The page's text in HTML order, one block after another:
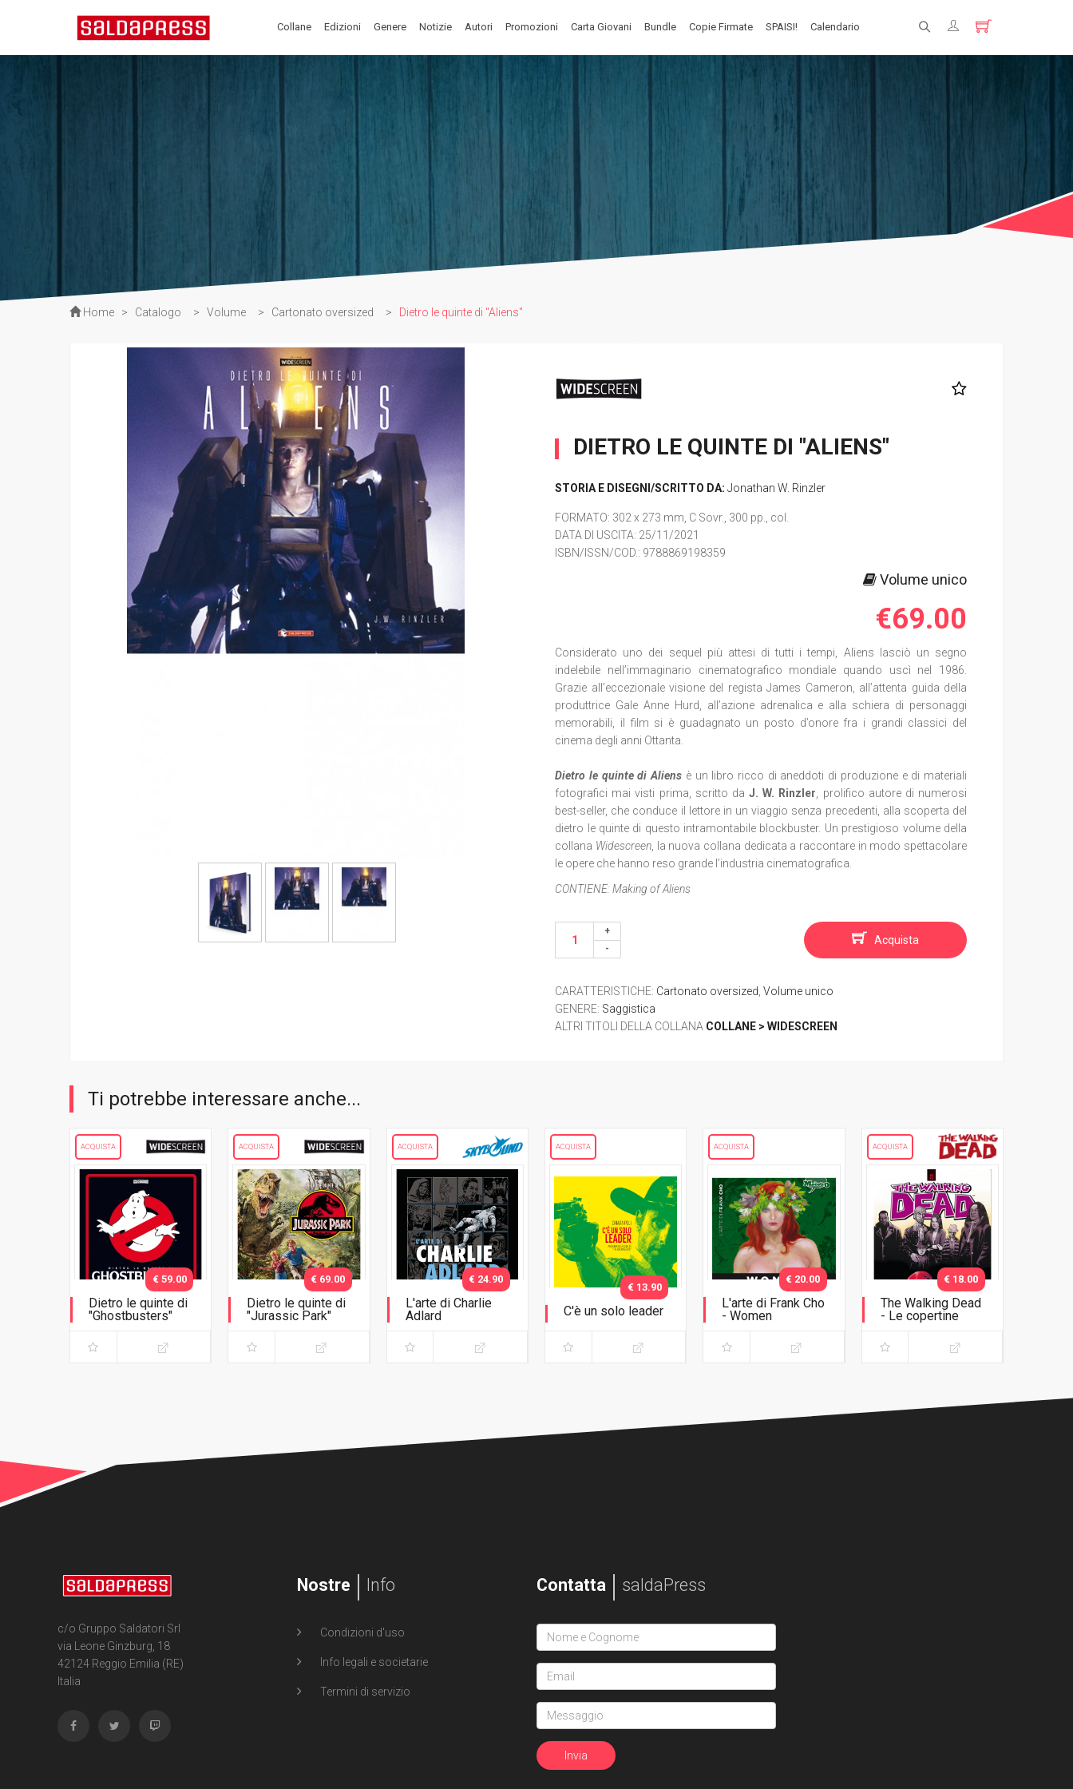
Collane Edizioni Genere Notizie Autori Promozioni Carta Giovani Bundle Copie Firmate SPAISI! Calendario
Home > Catalogo > Volume > Cartonato oversized > Dietro le quinte di "Aliens"
DIETRO LE QUINTE DI "ALIENS"
STORIA E DISEGNI/SCRITTO DA: Jonathan W. Rinzler
FORMATO: 302 x 273 mm, C Sovr., 300 pp., col.
DATA DI USCITA: 25/11/2021
ISBN/ISSN/COD.: 9788869198359
Volume unico
€69.00
Considerato uno dei sequel più attesi di tutti i tempi, Aliens lasciò un segno
indelebile nell’immaginario cinematografico mondiale quando uscì nel 1986.
Grazie all’eccezionale visione del regista James Cameron, all’attenta guida della
produttrice Gale Anne Hurd, all’azione adrenalica e alla schiera di personaggi
memorabili, il film si è guadagnato un posto d’onore fra i grandi classici del
cinema degli anni Ottanta.
Dietro le quinte di Aliens è un libro ricco di aneddoti di produzione e di materiali
fotografici mai visti prima, scritto daJ. W. Rinzler , prolifico autore di numerosi
best-seller, che conduce il lettore in un viaggio senza precedenti, alla scoperta del
dietro le quinte di questo intramontabile blockbuster. Un prestigioso volume della
collana Widescreen, la nuova collana dedicata a raccontare in modo spettacolare
le opere che hanno reso grande l’industria cinematografica.
CONTIENE:Making of Aliens
Acquista
CARATTERISTICHE: Cartonato oversized ,Volume unico
GENERE: Saggistica
ALTRI TITOLI DELLA COLLANA COLLANE > WIDESCREEN
Ti potrebbe interessare anche...
ACQUISTA
Dietro le quinte di
"Ghostbusters"
€ 59.00
ACQUISTA
Dietro le quinte di
"Jurassic Park"
€ 69.00
ACQUISTA
L'arte di Charlie
Adlard
€ 24.90
ACQUISTA
C'è un solo leader
TV The Walking Dead
€ 13.90
ACQUISTA
L'arte di Frank Cho
- Women
€ 20.00
ACQUISTA
The Walking Dead
- Le copertine
€ 18.00
c/o Gruppo Saldatori Srl
via Leone Ginzburg, 18
42124 Reggio Emilia (RE)
Italia
Nostre Info
Condizioni d'uso
Info legali e societarie
Termini di servizio
Contatta saldaPress